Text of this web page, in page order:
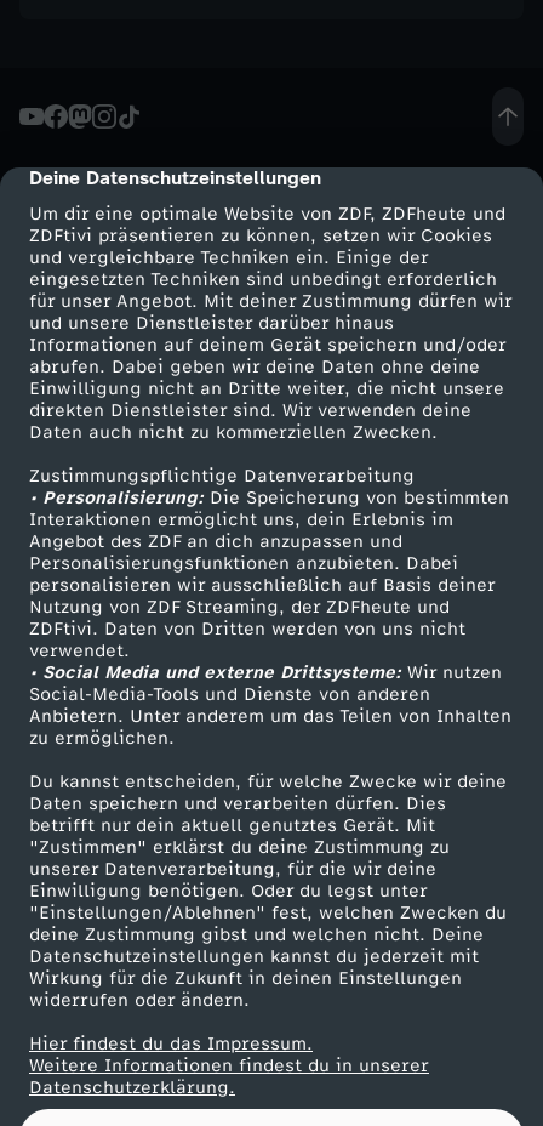
cmp-dialog-description
Deine Datenschutzeinstellungen
Um dir eine optimale Website von ZDF, ZDFheute und
ZDFtivi präsentieren zu können, setzen wir Cookies
und vergleichbare Techniken ein. Einige der
eingesetzten Techniken sind unbedingt erforderlich
für unser Angebot. Mit deiner Zustimmung dürfen wir
und unsere Dienstleister darüber hinaus
Informationen auf deinem Gerät speichern und/oder
abrufen. Dabei geben wir deine Daten ohne deine
Einwilligung nicht an Dritte weiter, die nicht unsere
direkten Dienstleister sind. Wir verwenden deine
Daten auch nicht zu kommerziellen Zwecken.
Zustimmungspflichtige Datenverarbeitung
• Personalisierung:Die Speicherung von bestimmten
Interaktionen ermöglicht uns, dein Erlebnis im
Angebot des ZDF an dich anzupassen und
Personalisierungsfunktionen anzubieten. Dabei
personalisieren wir ausschließlich auf Basis deiner
Nutzung von ZDF Streaming, der ZDFheute und
ZDFtivi. Daten von Dritten werden von uns nicht
verwendet.
• Social Media und externe Drittsysteme:Wir nutzen
Social-Media-Tools und Dienste von anderen
Anbietern. Unter anderem um das Teilen von Inhalten
zu ermöglichen.
Du kannst entscheiden, für welche Zwecke wir deine
Daten speichern und verarbeiten dürfen. Dies
betrifft nur dein aktuell genutztes Gerät. Mit
"Zustimmen" erklärst du deine Zustimmung zu
unserer Datenverarbeitung, für die wir deine
Einwilligung benötigen. Oder du legst unter
"Einstellungen/Ablehnen" fest, welchen Zwecken du
deine Zustimmung gibst und welchen nicht. Deine
Datenschutzeinstellungen kannst du jederzeit mit
Wirkung für die Zukunft in deinen Einstellungen
widerrufen oder ändern.
Hier findest du das Impressum.
Weitere Informationen findest du in unserer
Datenschutzerklärung.
m
1
2
.
A
u
g
u
s
t
2
0
2
2
Mehr ZDF
ZDF-Apps
Smart TV
ZDFtext
Livestreams
Sendungen A-Z
TV-Programm
Service
ZDFmitreden
Kontakt zum ZDF
Tickets
Zuschauerservice
Hilfe
ZDF Unternehmen
Karriere
ZDF goes Schule
Werbefernsehen
Mainzelmännchen
Partner